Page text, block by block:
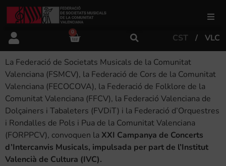
FSMCV
Àrea de gestió
Àrea educativa
Àrea Artística
0
CST VLC
La Federació de Societats Musicals de la Comunitat
Valenciana (FSMCV), la Federació de Cors de la Comunitat
Valenciana (FECOCOVA), la Federació de Folklore de la
Comunitat Valenciana (FFCV), la Federació Valenciana de
Dolçainers i Tabaleters (FVDiT) i la Federació d’Orquestres
i Rondalles de Pols i Pua de la Comunitat Valenciana
(FORPPCV), convoquen la XXI Campanya de Concerts
d’Intercanvis Musicals, impulsada per part de l’Institut
Valencià de Cultura (IVC).